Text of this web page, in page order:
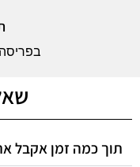
בפריסה
תוך כמה זמן אקבל